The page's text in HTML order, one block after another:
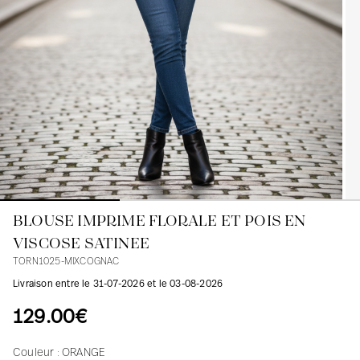
Blouses
Tuniques
Ensembles
Chemises
Blazers, Vestes
Pulls
Jeans
Blouses
Tuniques
Chemises
Blazers, Vestes
Manteaux
Accessoires
En ligne avec les courbes des femmes
BLOUSE IMPRIME FLORALE ET POIS EN
VISCOSE SATINEE
TORN1025-MIXCOGNAC
Livraison entre le 31-07-2026 et le 03-08-2026
129.00€
Couleur :ORANGE